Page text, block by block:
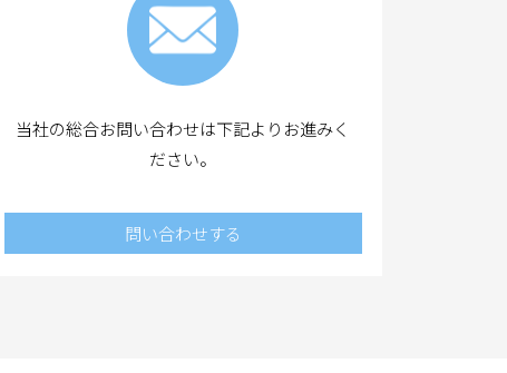
当社の総合お問い合わせは下記よりお進みく
ださい。
問い合わせする